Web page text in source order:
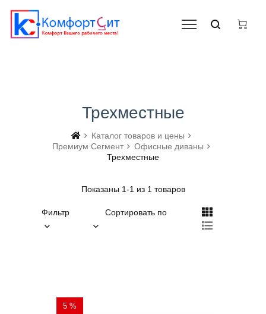
Трехместные
Каталог товаров и цены
Премиум Сегмент
Офисные диваны
Трехместные
Показаны 1-1 из 1 товаров
Фильтр Сортировать по
5 %